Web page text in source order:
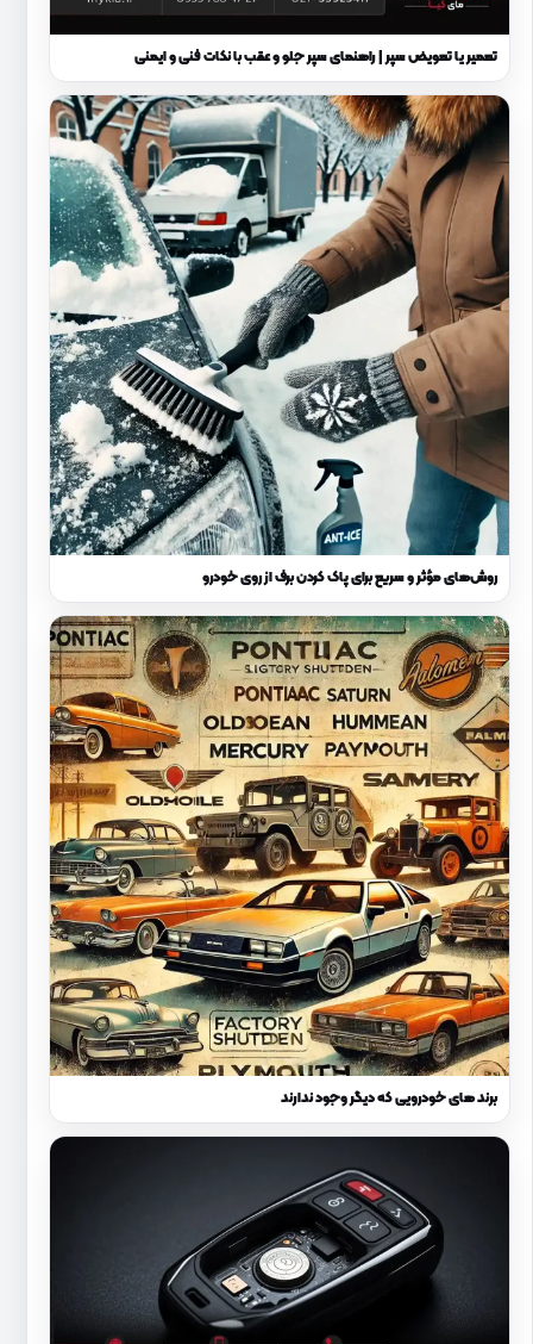
تعمیر یا تعویض سپر | راهنمای سپر جلو و عقب با نکات فنی و ایمنی
روش‌های مؤثر و سریع برای پاک کردن برف از روی خودرو
برند های خودرویی که دیگر وجود ندارند